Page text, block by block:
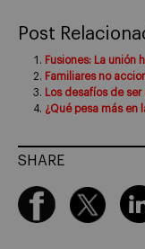
Post
Fusiones: La unión
Familiares no
Los desafíos de
¿Qué pesa más en
SHARE